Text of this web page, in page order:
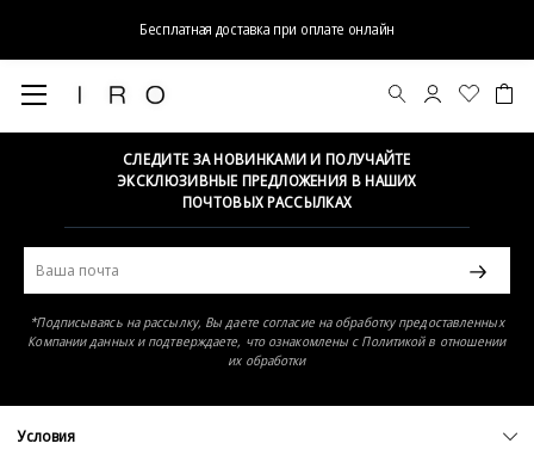
Бесплатная доставка при оплате онлайн
Элемент не найден
СЛЕДИТЕ ЗА НОВИНКАМИ И ПОЛУЧАЙТЕ
ЭКСКЛЮЗИВНЫЕ ПРЕДЛОЖЕНИЯ В НАШИХ
ПОЧТОВЫХ РАССЫЛКАХ
*Подписываясь на рассылку, Вы даете согласие на обработку предоставленных
Компании данных и подтверждаете, что ознакомлены с Политикой в отношении
их обработки
Условия